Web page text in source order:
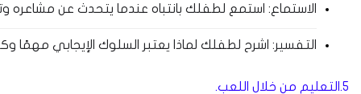
الاستماع: استمع لطفلك بانتباه عندما يتحدث عن مشاعره
التفسير: اشرح لطفلك لماذا يعتبر السلوك الإيجابي مهمًا
5.التعليم من خلال اللعب.